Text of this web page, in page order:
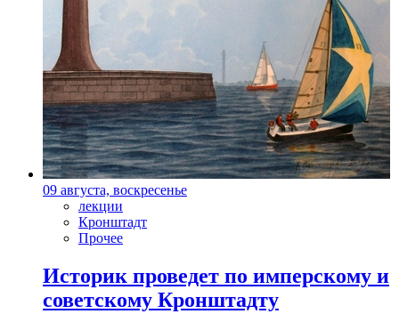
09 августа, воскресенье
лекции
Кронштадт
Прочее
Историк проведет по имперскому и
советскому Кронштадту